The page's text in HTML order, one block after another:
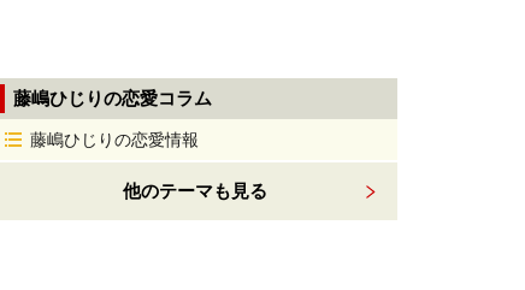
藤嶋ひじりの恋愛コラム
藤嶋ひじりの恋愛情報
他のテーマも見る